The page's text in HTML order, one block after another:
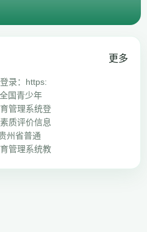
更多
录：https:
国青少年
管理系统登
质评价信息
州省普通
管理系统教